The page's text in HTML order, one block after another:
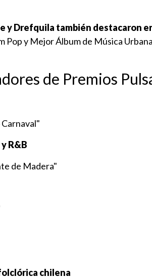
y Drefquila también destacaron
Pop y Mejor Álbum de Música Urbana
de Premios
R&B
de Madera"
chilena